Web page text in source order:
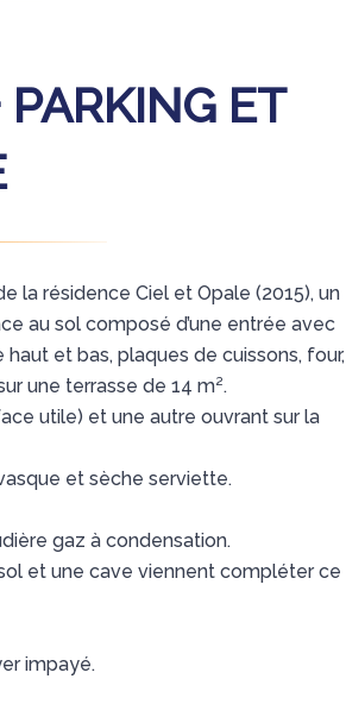
PARKING ET
la résidence Ciel et Opale (2015), un
au sol composé d’une entrée avec
et bas, plaques de cuissons, four,
une terrasse de 14 m².
utile) et une autre ouvrant sur la
et sèche serviette.
gaz à condensation.
et une cave viennent compléter ce
impayé.